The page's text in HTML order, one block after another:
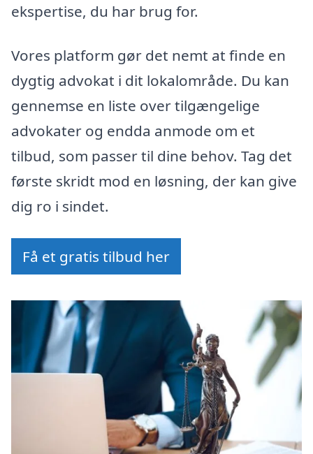
ekspertise, du har brug for.
Vores platform gør det nemt at finde en
dygtig advokat i dit lokalområde. Du kan
gennemse en liste over tilgængelige
advokater og endda anmode om et
tilbud, som passer til dine behov. Tag det
første skridt mod en løsning, der kan give
dig ro i sindet.
Få et gratis tilbud her